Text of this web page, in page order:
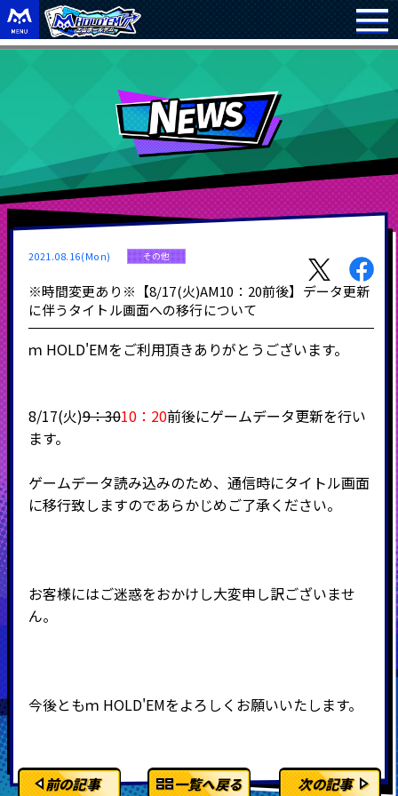
2021.08.16(Mon) その他
※時間変更あり※【8/17(火)AM10：20前後】データ更新
に伴うタイトル画面への移行について
ｍ HOLD'EMをご利用頂きありがとうございます。
8/17(火)9：3010：20前後にゲームデータ更新を行い
ます。
ゲームデータ読み込みのため、通信時にタイトル画面
に移行致しますのであらかじめご了承ください。
お客様にはご迷惑をおかけし大変申し訳ございませ
ん。
今後ともｍ HOLD'EMをよろしくお願いいたします。
前の記事 一覧へ戻る 次の記事